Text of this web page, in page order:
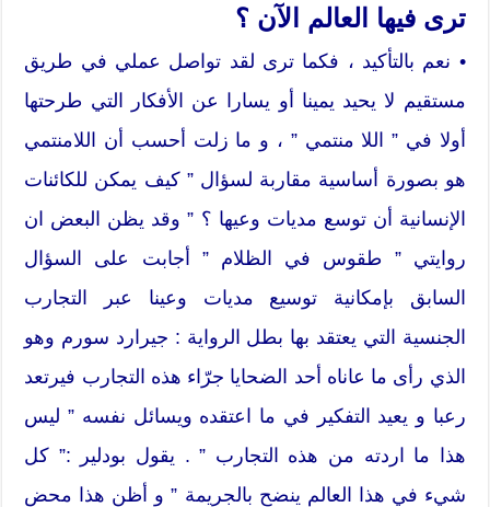
ترى فيها العالم الآن ؟
• نعم بالتأكيد ، فكما ترى لقد تواصل عملي في طريق
مستقيم لا يحيد يمينا أو يسارا عن الأفكار التي طرحتها
أولا في ” اللا منتمي ” ، و ما زلت أحسب أن اللامنتمي
هو بصورة أساسية مقاربة لسؤال ” كيف يمكن للكائنات
الإنسانية أن توسع مديات وعيها ؟ ” وقد يظن البعض ان
روايتي ” طقوس في الظلام ” أجابت على السؤال
السابق بإمكانية توسيع مديات وعينا عبر التجارب
الجنسية التي يعتقد بها بطل الرواية : جيرارد سورم وهو
الذي رأى ما عاناه أحد الضحايا جرّاء هذه التجارب فيرتعد
رعبا و يعيد التفكير في ما اعتقده ويسائل نفسه ” ليس
هذا ما اردته من هذه التجارب ” . يقول بودلير :” كل
شيء في هذا العالم ينضح بالجريمة ” و أظن هذا محض